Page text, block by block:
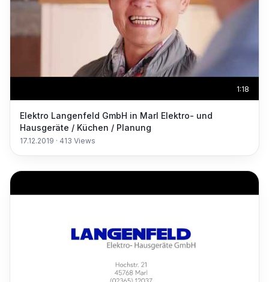
1:18
Elektro Langenfeld GmbH in Marl Elektro- und
Hausgeräte / Küchen / Planung
17.12.2019 · 413 Views